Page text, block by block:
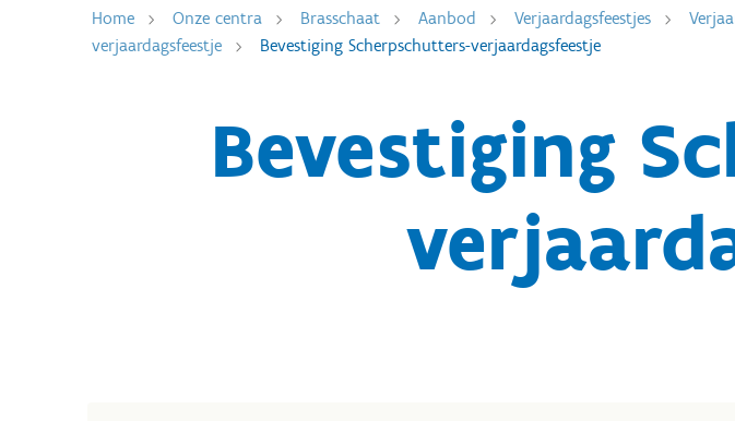
Home Onze centra Brasschaat Aanbod Verjaardagsfeestjes
verjaardagsfeestje
Bevestiging Scherpschutters-verjaardagsfeestje
Bevestiging